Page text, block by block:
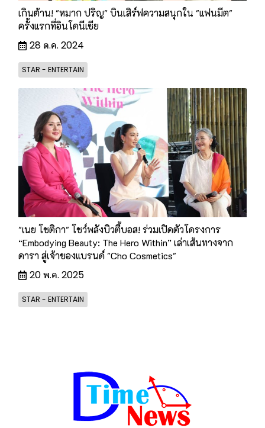
เกินต้าน! "หมาก ปริญ" บินเสิร์ฟความสนุกใน "แฟนมีต"
ครั้งแรกที่อินโดนีเซีย
28 ต.ค. 2024
STAR - ENTERTAIN
"เนย โชติกา" โชว์พลังบิวตี้บอส! ร่วมเปิดตัวโครงการ
“Embodying Beauty: The Hero Within” เล่าเส้นทางจาก
ดารา สู่เจ้าของแบรนด์ "Cho Cosmetics"
20 พ.ค. 2025
STAR - ENTERTAIN